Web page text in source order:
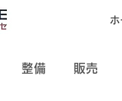
整備 販売